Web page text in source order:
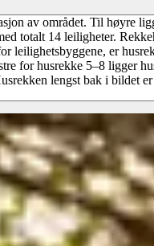
av området. Til høyre
totalt 14 leiligheter.
leilighetsbyggene, er
for husrekke 5–8 ligger
lengst bak i bildet